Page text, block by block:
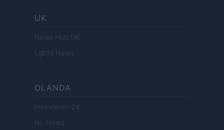
UK
News Hub UK
Lgbtq News
OLANDA
Investeren 24
NL Newz